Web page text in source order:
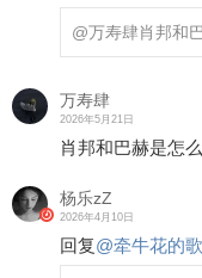
@万寿肆肖邦和
万寿肆
2026年5月21日
肖邦和巴赫是怎
杨乐zZ
2026年4月10日
回复@牵牛花的歌